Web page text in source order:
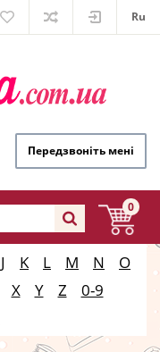
Ru
Передзвоніть мені
0
J K L M N
O
X Y Z
0-9